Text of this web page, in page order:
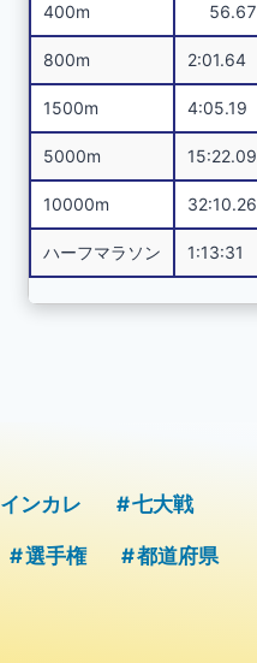
400m 56.67
800m 2:01.64
1500m 4:05.19
5000m 15:22.09
10000m 32:10.26
ハーフマラソン 1:13:31
インカレ 七大戦
選手権 都道府県